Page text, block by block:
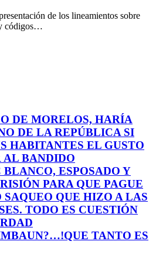
de los lineamientos sobre
códigos…
DE MORELOS, HARÍA
DE LA REPÚBLICA SI
HABITANTES EL GUSTO
AL BANDIDO
ESPOSADO Y
PARA QUE PAGUE
SAQUEO QUE HIZO A LAS
TODO ES CUESTIÓN
TANTO ES